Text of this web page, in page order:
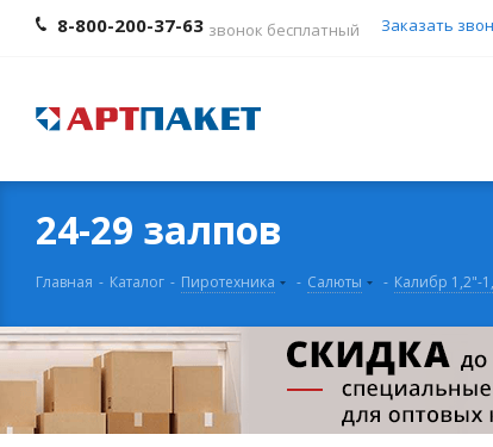
8-800-200-37-63 звонок бесплатный Заказать
24-29 залпов
Главная - Каталог - Пиротехника - Салюты - Калибр 1,2"-